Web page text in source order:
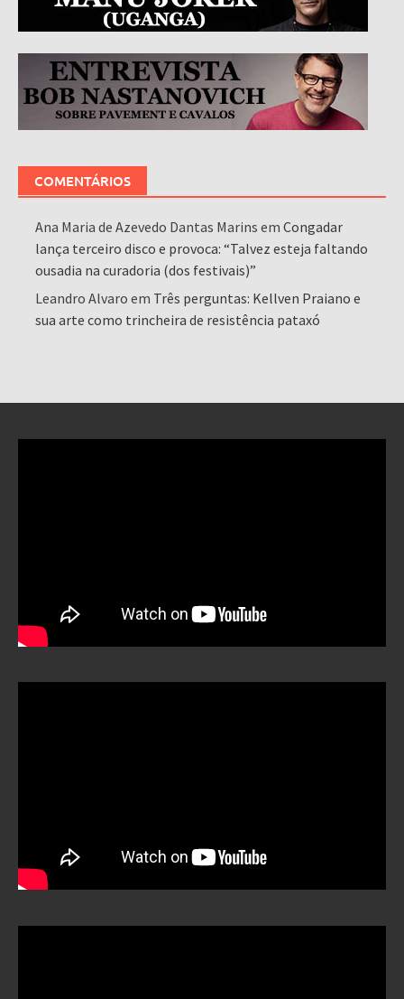
COMENTÁRIOS
Ana Maria de Azevedo Dantas Marins emCongadar
lança terceiro disco e provoca: “Talvez esteja faltando
ousadia na curadoria (dos festivais)”
Leandro Alvaro em Três perguntas: Kellven Praiano e
sua arte como trincheira de resistência pataxó